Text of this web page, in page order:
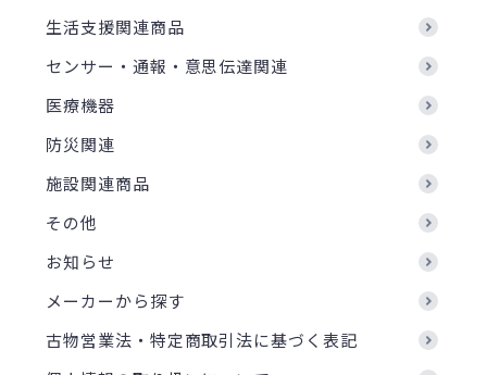
生活支援関連商品
センサー・通報・意思伝達関連
医療機器
防災関連
施設関連商品
その他
お知らせ
メーカーから探す
古物営業法・特定商取引法に基づく表記